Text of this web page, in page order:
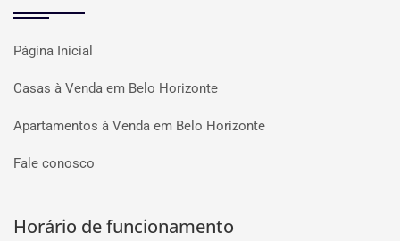
Página Inicial
Casas à Venda em Belo Horizonte
Apartamentos à Venda em Belo Horizonte
Fale conosco
Horário de funcionamento